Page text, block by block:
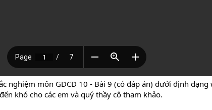
nghiệm môn GDCD 10 - Bài 9 (có đáp án) dưới định
khó cho các em và quý thầy cô tham khảo.